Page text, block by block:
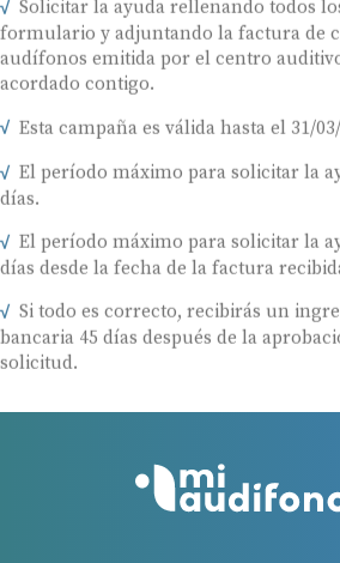
Solicitar la ayuda rellenando todos
formulario y adjuntando la factura de
audífonos emitida por el centro
acordado contigo.
Esta campaña es válida hasta el 31/
El período máximo para solicitar la
días.
El período máximo para solicitar la
días desde la fecha de la factura
Si todo es correcto, recibirás un
bancaria 45 días después de la
solicitud.